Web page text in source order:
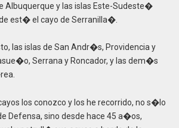
y las islas Este-Sudeste�
est� el cayo de Serranilla�.
las islas de San Andr�s, Providencia y
Serrana y Roncador, y las dem�s
los conozco y los he recorrido, no s�lo
Defensa, sino desde hace 45 a�os,